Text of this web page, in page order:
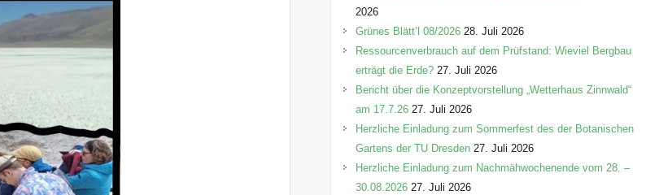
e
n
2026
Grünes Blätt’l 08/2026 28. Juli 2026
Ressourcenverbrauch auf dem Prüfstand: Wieviel Bergbau
erträgt die Erde? 27. Juli 2026
Bericht über die Konzeptvorstellung „Wetterhaus Zinnwald“
am 17.7.26 27. Juli 2026
Herzliche Einladung zum Sommerfest des der Botanischen
Gartens der TU Dresden 27. Juli 2026
Herzliche Einladung zum Nachmähwochenende vom 28. –
30.08.2026 27. Juli 2026